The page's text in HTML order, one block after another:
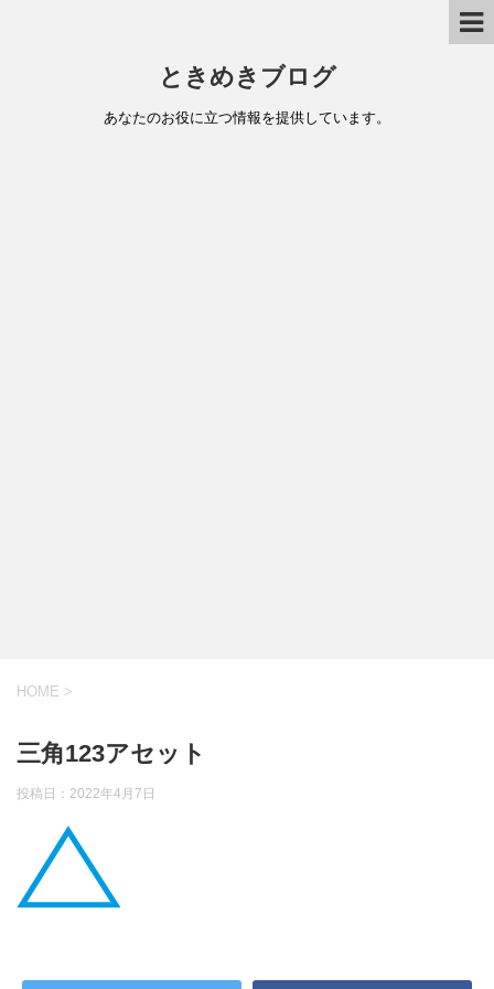
ときめきブログ
あなたのお役に立つ情報を提供しています。
HOME >
三角123アセット
投稿日： 2022年4月7日